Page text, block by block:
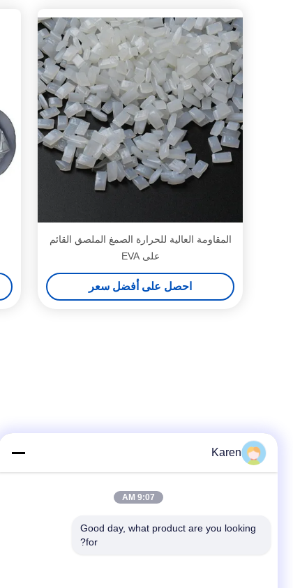
المقاومة العالية للحرارة الصمغ الملصق القائم
على EVA
احصل على أفضل سعر
Karen
9:07 AM
Good day, what product are you looking
for?